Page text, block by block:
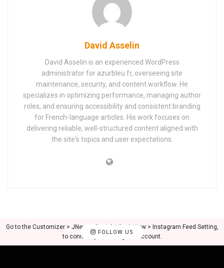
David Asselin
David Asselin is an experienced WordPress
administrator for azurbleu.fr, overseeing site
maintenance, security, and content workflow. He
specializes in optimizing performance, managing author
roles, and ensuring accessibility and consistent branding
for French-language articles. His work focuses on
delivering reliable, well-structured content aligned with
the site's topics and user expectations.
FOLLOW US
Go to the Customizer > JNews : Social, Like & View > Instagram Feed Setting,
to connect your Instagram account.